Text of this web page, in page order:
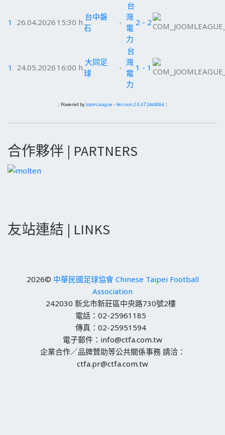
1 26.04.2026 15:30 h
台中磐
石
-
台
灣
電
力
2 - 2
1 24.05.2026 16:00 h
大同足
球
-
台
灣
電
力
1 - 1
:: Powered by JoomLeague -Version 2.0.47.2dd406d ::
合作夥伴 | PARTNERS
友站連結 | LINKS
2026© 中華民國足球協會 Chinese Taipei Football
Association
242030 新北市新莊區中央路730號2樓
電話：02-25961185
傳真：02-25951594
電子郵件：info@ctfa.com.tw
企業合作／品牌贊助等公共關係事務 請洽：
ctfa.pr@ctfa.com.tw